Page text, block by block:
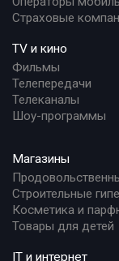
Страховые
TV и кино
Фильмы
Телепередачи
Телеканалы
Шоу-программы
Магазины
Строительные
Косметика и
Товары для детей
IT и интернет